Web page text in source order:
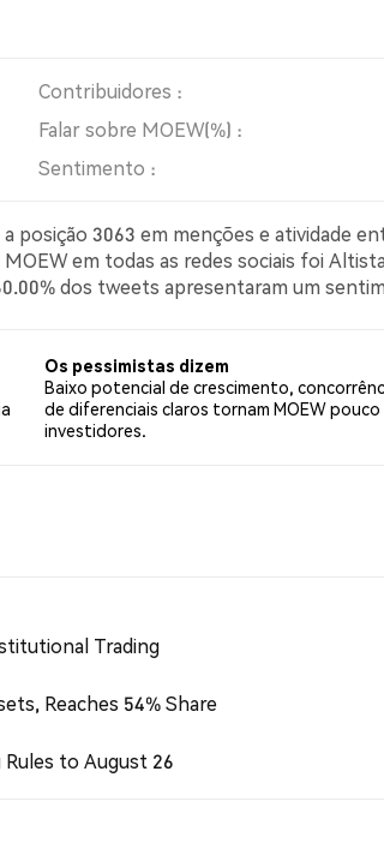
Contribuidores :
Falar sobre MOEW(%) :
Sentimento :
posição 3063 em menções e atividade
em todas as redes sociais foi
dos tweets apresentaram um
Os pessimistas dizem
Baixo potencial de crescimento,
de diferenciais claros tornam MOEW
investidores.
Trading
Reaches 54% Share
to August 26